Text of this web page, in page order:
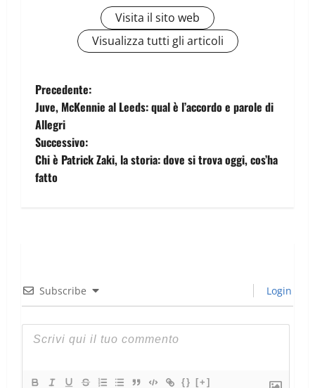
Visita il sito web
Visualizza tutti gli articoli
Precedente:
Juve, McKennie al Leeds: qual è l’accordo e parole di
Allegri
Successivo:
Chi è Patrick Zaki, la storia: dove si trova oggi, cos’ha
fatto
Subscribe Login
{} [+]